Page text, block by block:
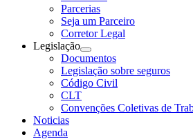
Parcerias
Seja um Parceiro
Corretor Legal
Legislação
Documentos
Legislação sobre seguros
Código Civil
CLT
Convenções Coletivas de
Noticias
Agenda